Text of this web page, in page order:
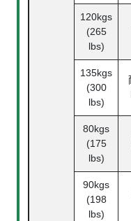
120kgs
(265
lbs)
135kgs
(300
lbs)
80kgs
(175
lbs)
90kgs
(198
lbs)